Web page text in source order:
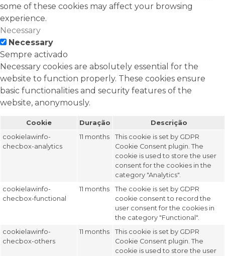
some of these cookies may affect your browsing
experience.
Necessary
Necessary
Sempre activado
Necessary cookies are absolutely essential for the
website to function properly. These cookies ensure
basic functionalities and security features of the
website, anonymously.
Cookie Duração
Descrição
cookielawinfo-
checbox-analytics
11 months
This cookie is set by GDPR
Cookie Consent plugin. The
cookie is used to store the user
consent for the cookies in the
category "Analytics".
cookielawinfo-
checbox-functional
11 months
The cookie is set by GDPR
cookie consent to record the
user consent for the cookies in
the category "Functional".
cookielawinfo-
checbox-others
11 months
This cookie is set by GDPR
Cookie Consent plugin. The
cookie is used to store the user